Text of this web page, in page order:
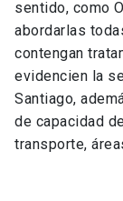
sentido, como
abordarlas
contengan
evidencien la
Santiago,
de capacidad
transporte,